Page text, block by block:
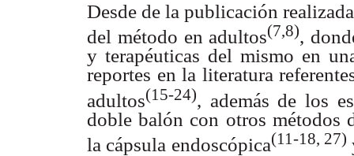
Desde de la publicación
del método en adultos(7,8),
y terapéuticas del mismo en
reportes en la literatura
adultos(15-24), además de los
doble balón con otros métodos
la cápsula endoscópica(11-18, 27)